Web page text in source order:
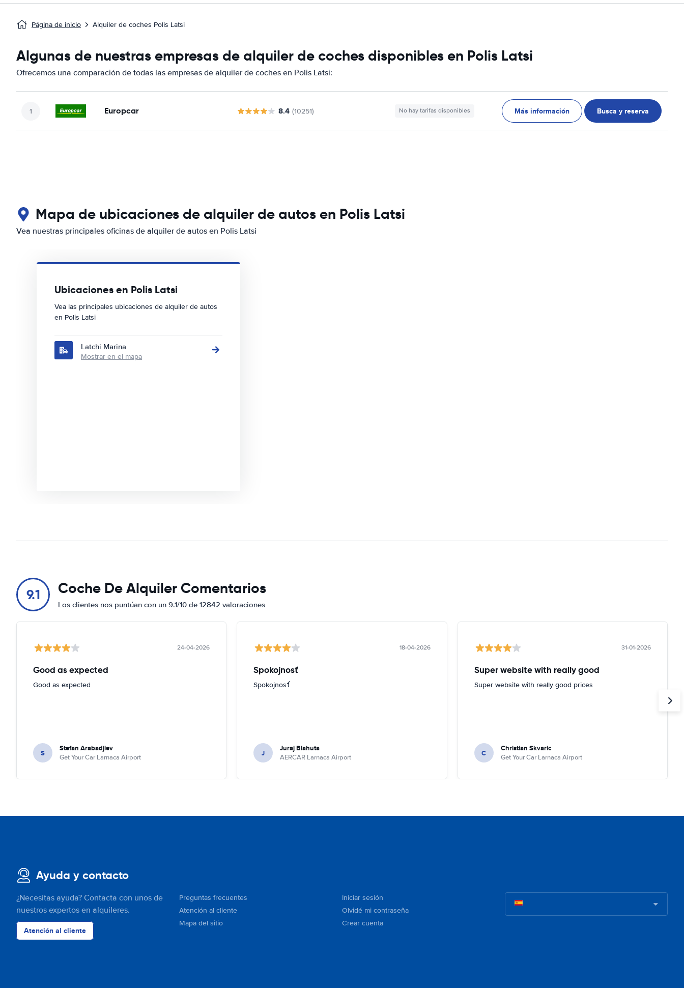
Página de inicio Alquiler de coches Polis Latsi
Algunas de nuestras empresas de alquiler de coches disponibles en Polis Latsi
Ofrecemos una comparación de todas las empresas de alquiler de coches en Polis Latsi:
Europcar 8.4 (10251) No hay tarifas disponibles Más información Busca y reserva
Mapa de ubicaciones de alquiler de autos en Polis Latsi
Vea nuestras principales oficinas de alquiler de autos en Polis Latsi
Ubicaciones en Polis Latsi
Vea las principales ubicaciones de alquiler de autos
en Polis Latsi
Latchi Marina
Mostrar en el mapa
9.1 Coche De Alquiler Comentarios
Los clientes nos puntúan con un 9.1/10 de 12842 valoraciones
24-04-2026
Good as expected
Good as expected
S Stefan Arabadjiev
Get Your Car Larnaca Airport
18-04-2026
Spokojnosť
Spokojnosť
J Juraj Blahuta
AERCAR Larnaca Airport
31-01-2026
Super website with really good
Super website with really good prices
C Christian Skvaric
Get Your Car Larnaca Airport
Ayuda y contacto
¿Necesitas ayuda? Contacta con unos de
nuestros expertos en alquileres.
Atención al cliente
Preguntas frecuentes
Atención al cliente
Mapa del sitio
Iniciar sesión
Olvidé mi contraseña
Crear cuenta